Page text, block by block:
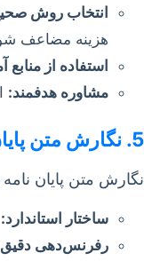
انتخاب روش
هزینه مضاعف
استفاده از
مشاوره هدفمند:
5. نگارش متن پایان نامه: وضوح، دقت و انسجام
نگارش متن پایان
ساختار استاندارد:
رفرنس‌دهی